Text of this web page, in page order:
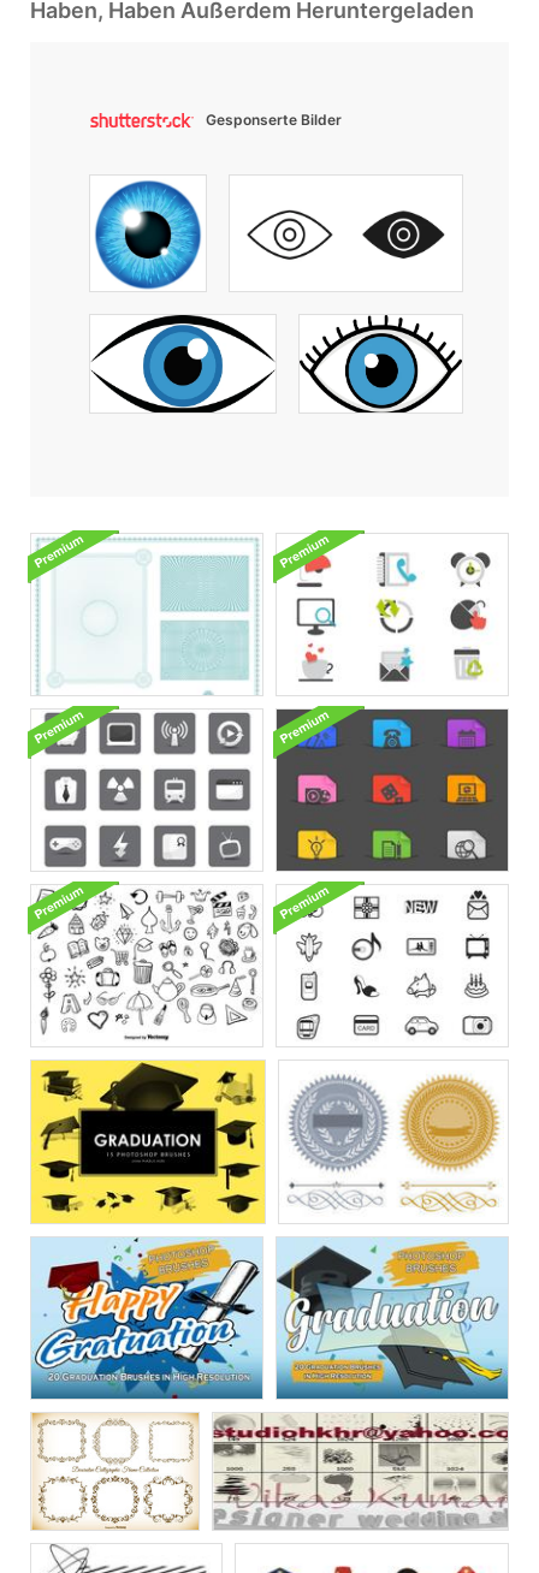
Haben, Haben Außerdem Heruntergeladen
Gesponserte Bilder